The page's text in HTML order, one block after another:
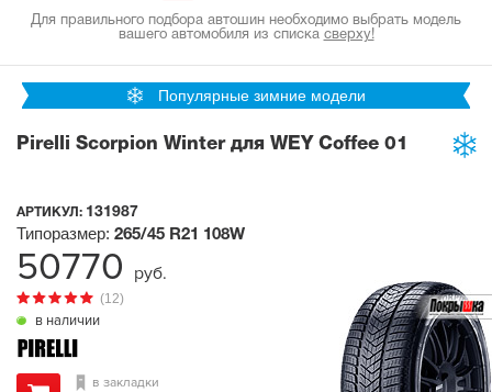
Для правильного подбора автошин необходимо выбрать модель
вашего автомобиля из списка сверху!
Популярные зимние модели
Pirelli Scorpion Winter для WEY Coffee 01
АРТИКУЛ: 131987
в наличии
(12)
Типоразмер: 265/45 R21 108W
в закладки
50770 руб.